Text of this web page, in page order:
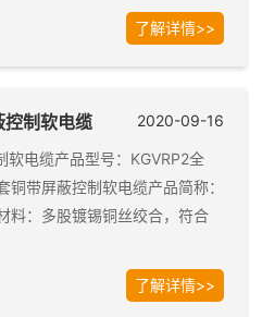
了解详情>>
控制软电缆 2020-09-16
软电缆产品型号：KGVRP2全
带屏蔽控制软电缆产品简称：
料：多股镀锡铜丝绞合，符合
了解详情>>